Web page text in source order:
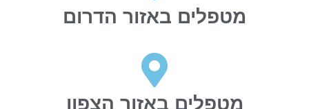
מטפלים באזור הדרום
מטפלים באזור הצפון